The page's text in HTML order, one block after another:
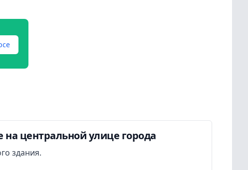
центральной улице города
здания.